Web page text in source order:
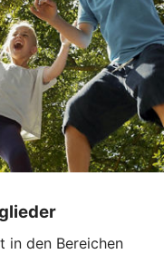
in den Bereichen